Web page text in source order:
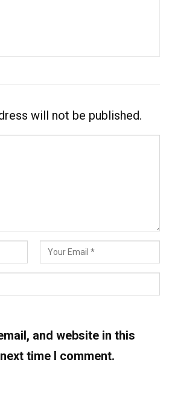
will not be published.
and website in this
time I comment.